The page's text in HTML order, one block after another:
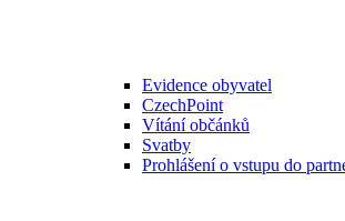
Evidence obyvatel
CzechPoint
Vítání občánků
Svatby
Prohlášení o vstupu do